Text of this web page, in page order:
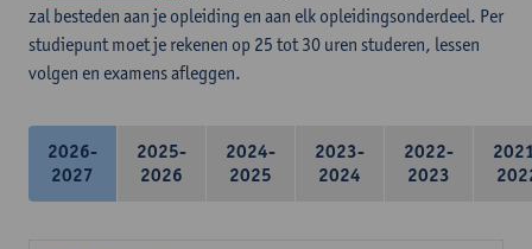
zal besteden aan je opleiding en aan elk opleidingsonderdeel. Per
studiepunt moet je rekenen op 25 tot 30 uren studeren, lessen
volgen en examens afleggen.
2026-
2027
2025-
2026
2024-
2025
2023-
2024
2022-
2023